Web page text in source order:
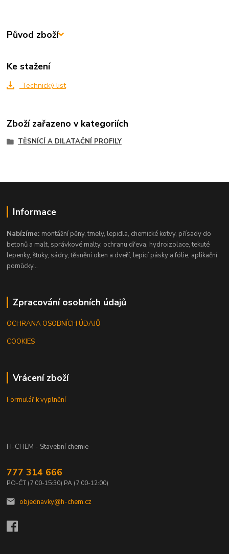
Původ zboží
Ke stažení
Technický list
Zboží zařazeno v kategoriích
TĚSNÍCÍ A DILATAČNÍ PROFILY
Informace
Nabízíme: montážní pěny, tmely, lepidla, chemické kotvy, přísady do
betonů a malt, správkové malty, ochranu dřeva, hydroizolace, tekuté
lepenky, štuky, sádry, těsnění oken a dveří, lepící pásky a fólie, aplikační
pomůcky...
Zpracování osobních údajů
OCHRANA OSOBNÍCH ÚDAJŮ
COOKIES
Vrácení zboží
Formulář k vyplnění
H-CHEM - Stavební chemie
777 314 666
PO-ČT (7:00-15:30) PA (7:00-12:00)
objednavky@h-chem.cz